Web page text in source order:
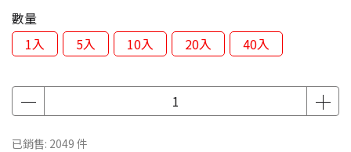
數量
1入
5入 10入 20入 40入
已銷售: 2049 件